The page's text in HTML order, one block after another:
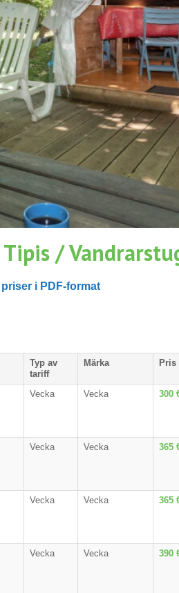
/
i PDF-format
Typ av
tariff
Märka Pris
Vecka Vecka 300
Vecka Vecka 365
Vecka Vecka 365
Vecka Vecka 390